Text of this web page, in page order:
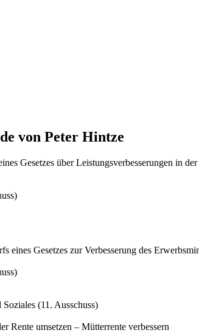
von Peter Hintze
Gesetzes über Leistungsverbesserungen in
Gesetzes zur Verbesserung des
(11. Ausschuss)
Rente umsetzen – Mütterrente verbessern